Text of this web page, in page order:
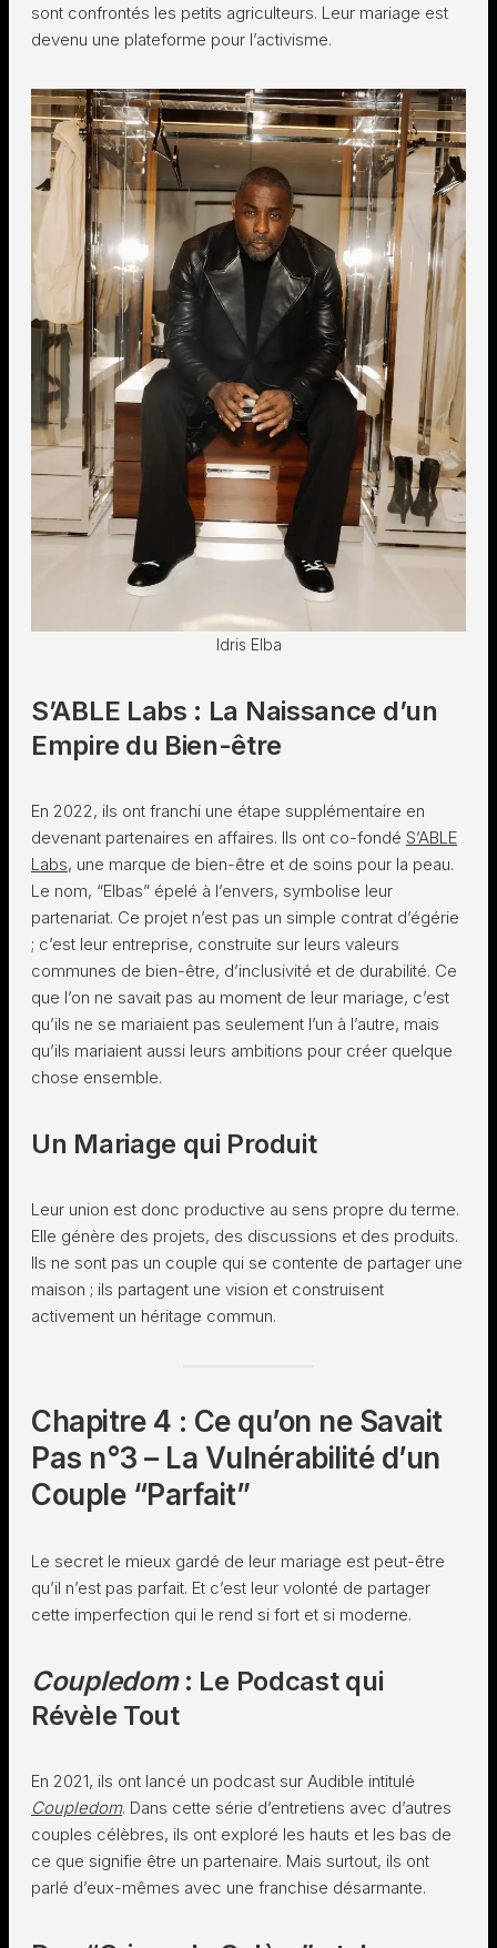
sont confrontés les petits agriculteurs. Leur mariage est
devenu une plateforme pour l’activisme.
Idris Elba
S’ABLE Labs : La Naissance d’un
Empire du Bien-être
En 2022, ils ont franchi une étape supplémentaire en
devenant partenaires en affaires. Ils ont co-fondé S’ABLE
Labs, une marque de bien-être et de soins pour la peau.
Le nom, “Elbas” épelé à l’envers, symbolise leur
partenariat. Ce projet n’est pas un simple contrat d’égérie
; c’est leur entreprise, construite sur leurs valeurs
communes de bien-être, d’inclusivité et de durabilité. Ce
que l’on ne savait pas au moment de leur mariage, c’est
qu’ils ne se mariaient pas seulement l’un à l’autre, mais
qu’ils mariaient aussi leurs ambitions pour créer quelque
chose ensemble.
Un Mariage qui Produit
Leur union est donc productive au sens propre du terme.
Elle génère des projets, des discussions et des produits.
Ils ne sont pas un couple qui se contente de partager une
maison ; ils partagent une vision et construisent
activement un héritage commun.
Chapitre 4 : Ce qu’on ne Savait
Pas n°3 – La Vulnérabilité d’un
Couple “Parfait”
Le secret le mieux gardé de leur mariage est peut-être
qu’il n’est pas parfait. Et c’est leur volonté de partager
cette imperfection qui le rend si fort et si moderne.
Coupledom: Le Podcast qui
Révèle Tout
En 2021, ils ont lancé un podcast sur Audible intitulé
Coupledom. Dans cette série d’entretiens avec d’autres
couples célèbres, ils ont exploré les hauts et les bas de
ce que signifie être un partenaire. Mais surtout, ils ont
parlé d’eux-mêmes avec une franchise désarmante.